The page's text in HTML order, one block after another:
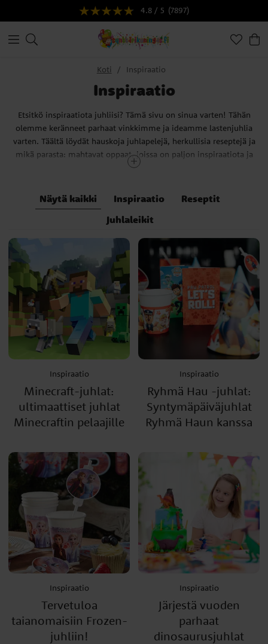
4.8 / 5 (7897)
Koti Inspiraatio
Inspiraatio
Etsitkö inspiraatiota juhliisi? Tämä sivu on sinua varten! Tähän
olemme keränneet parhaat vinkkimme ja ideamme lastenjuhlia
varten. Täältä löydät hauskoja juhlapelejä, herkullisia reseptejä ja
mikä parasta: mahtavat oppaat, joissa on paljon inspiraatiota ja
luovia ideoita moniin teemajuhliin! Tietenkin valikoimassa on
tempauksia, joiden avulla voit luoda lapsille hauskoja muistoja
juhlapyhien ympärille.
Vinkki! Lisäämme koko ajan uusia vinkkejä ja ideoita. Älä siis
unohda käydä täällä säännöllisesti.
Näytä kaikki Inspiraatio
Reseptit
Juhlaleikit
Inspiraatio
Minecraft-juhlat:
ultimaattiset juhlat
Minecraftin pelaajille
Inspiraatio
Ryhmä Hau -juhlat:
Syntymäpäiväjuhlat
Ryhmä Haun kanssa
Inspiraatio
Tervetuloa
taianomaisiin Frozen-
juhliin!
Inspiraatio
Järjestä vuoden
parhaat
dinosaurusjuhlat